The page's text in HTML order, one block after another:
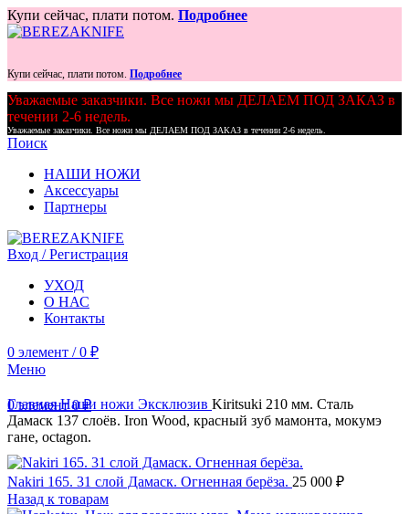
Купи сейчас, плати потом. Подробнее
Купи сейчас, плати потом. Подробнее
Уважаемые заказчики. Все ножи мы ДЕЛАЕМ ПОД ЗАКАЗ в
течении 2-6 недель.
Уважаемые заказчики. Все ножи мы ДЕЛАЕМ ПОД ЗАКАЗ в течении 2-6 недель.
Поиск
НАШИ НОЖИ
Аксессуары
Партнеры
Вход / Регистрация
УХОД
О НАС
Контакты
0 элемент / 0 ₽
Меню
0элемент 0₽
ГлавнаяНаши ножи Эксклюзив Kiritsuki 210 мм. Сталь
Дамаск 137 слоёв. Iron Wood, красный зуб мамонта, мокумэ
гане, octagon.
Nakiri 165. 31 слой Дамаск. Огненная берёза. 25 000 ₽
Назад к товарам